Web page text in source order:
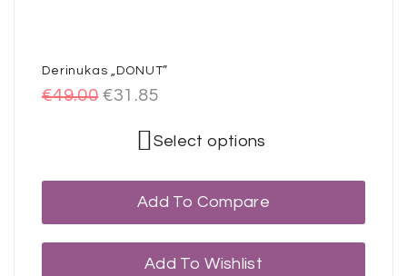
Derinukas „DONUT”
€49.00 €31.85
Select options
Add To Compare
Add To Wishlist